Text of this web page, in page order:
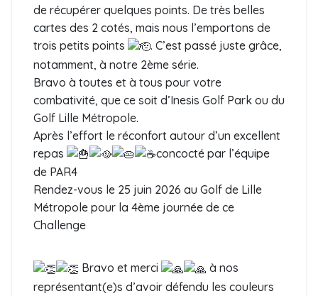
de récupérer quelques points. De très belles
cartes des 2 cotés, mais nous l’emportons de
trois petits points
. C’est passé juste grâce,
notamment, à notre 2ème série.
Bravo à toutes et à tous pour votre
combativité, que ce soit d’Inesis Golf Park ou du
Golf Lille Métropole.
Après l’effort le réconfort autour d’un excellent
repas
concocté par l’équipe
de PAR4
Rendez-vous le 25 juin 2026 au Golf de Lille
Métropole pour la 4ème journée de ce
Challenge
Bravo et merci
à nos
représentant(e)s d’avoir défendu les couleurs